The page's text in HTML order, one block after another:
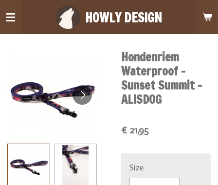
direct
naar
HOWLY DESIGN
Hondenriem
Waterproof -
Sunset Summit -
ALISDOG
€ 21,95
Size